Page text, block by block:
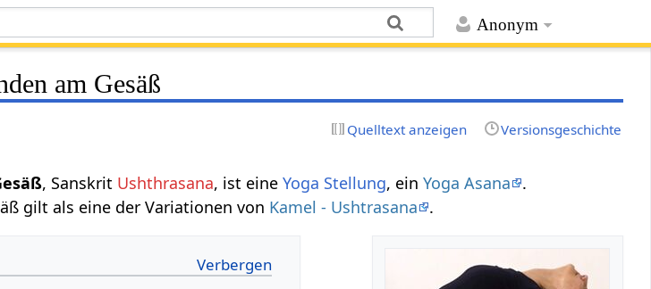
Anonym
am Gesäß
Quelltext anzeigen Versionsgeschichte
, Sanskrit Ushthrasana, ist eineYoga Stellung, einYoga Asana
.
gilt als eine der Variationen von Kamel - Ushtrasana .